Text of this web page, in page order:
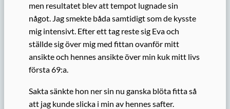
men resultatet blev att tempot lugnade sin
något. Jag smekte båda samtidigt som de kysste
mig intensivt. Efter ett tag reste sig Eva och
ställde sig över mig med fittan ovanför mitt
ansikte och hennes ansikte över min kuk mitt livs
första 69:a.
Sakta sänkte hon ner sin nu ganska blöta fitta så
att jag kunde slicka i min av hennes safter.